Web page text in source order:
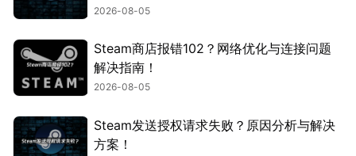
2026-08-05
Steam商店报错102？网络优化与连接问题
解决指南！
2026-08-05
Steam发送授权请求失败？原因分析与解决
方案！